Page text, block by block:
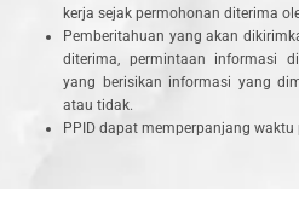
kerja sejak permohonan diterima
Pemberitahuan yang akan
diterima, permintaan informasi
yang berisikan informasi yang
atau tidak.
PPID dapat memperpanjang